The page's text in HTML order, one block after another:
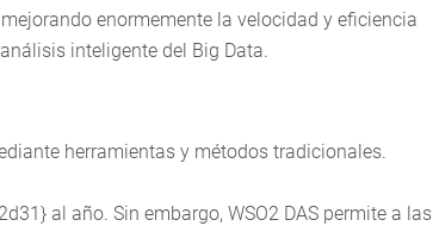
enormemente la velocidad y eficiencia
inteligente del Big Data.
herramientas y métodos tradicionales.
al año. Sin embargo, WSO2 DAS permite a las